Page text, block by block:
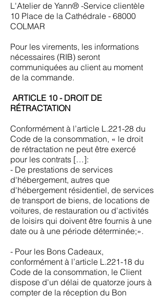
L'Atelier de Yann® -Service clientèle
10 Place de la Cathédrale - 68000
COLMAR
Pour les virements, les informations
nécessaires (RIB) seront
communiquées au client au moment
de la commande.
ARTICLE 10 - DROIT DE
RÉTRACTATION
Conformément à l’article L.221-28 du
Code de la consommation, « le droit
de rétractation ne peut être exercé
pour les contrats […]:
- De prestations de services
d'hébergement, autres que
d'hébergement résidentiel, de services
de transport de biens, de locations de
voitures, de restauration ou d'activités
de loisirs qui doivent être fournis à une
date ou à une période déterminée;».
- Pour les Bons Cadeaux,
conformément à l’article L.221-18 du
Code de la consommation, le Client
dispose d'un délai de quatorze jours à
compter de la réception du Bon